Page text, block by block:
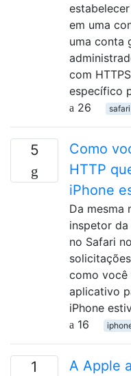
em uma
uma conta
com
específico
26
safari
5
Como
HTTP
iPhone
Da mesma
inspetor
no Safari
como você
aplicativo
iPhone
16
1
A Apple